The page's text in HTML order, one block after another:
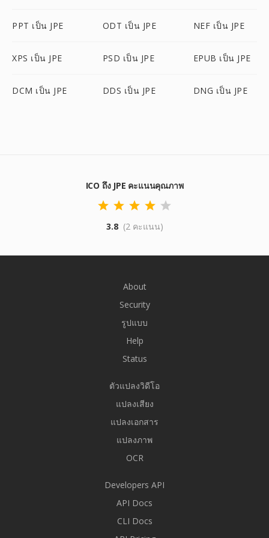
PPT เป็น JPE ODT เป็น JPE NEF เป็น JPE
XPS เป็น JPE PSD เป็น JPE EPUB เป็น JPE
DCM เป็น JPE DDS เป็น JPE DNG เป็น JPE
ICO ถึง JPE คะแนนคุณภาพ
3.8 (2 คะแนน)
About
Security
รูปแบบ
Help
Status
ตัวแปลงวิดีโอ
แปลงเสียง
แปลงเอกสาร
แปลงภาพ
OCR
Developers API
API Docs
CLI Docs